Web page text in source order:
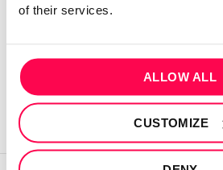
of their services.
ALLOW ALL
CUSTOMIZE
Monitorização de progresso
Suporte diário disponível